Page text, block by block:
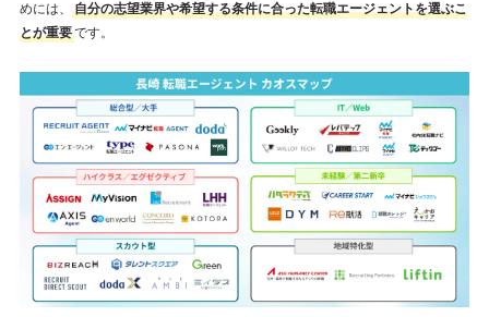
めには、
自分の志望業界や希望する条件に合った転職エージェントを選ぶこ
とが重要です。